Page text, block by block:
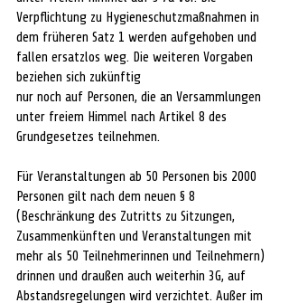
Verpflichtung zu Hygieneschutzmaßnahmen in
dem früheren Satz 1 werden aufgehoben und
fallen ersatzlos weg. Die weiteren Vorgaben
beziehen sich zukünftig
nur noch auf Personen, die an Versammlungen
unter freiem Himmel nach Artikel 8 des
Grundgesetzes teilnehmen.
Für Veranstaltungen ab 50 Personen bis 2000
Personen gilt nach dem neuen § 8
(Beschränkung des Zutritts zu Sitzungen,
Zusammenkünften und Veranstaltungen mit
mehr als 50 Teilnehmerinnen und Teilnehmern)
drinnen und draußen auch weiterhin 3G, auf
Abstandsregelungen wird verzichtet. Außer im